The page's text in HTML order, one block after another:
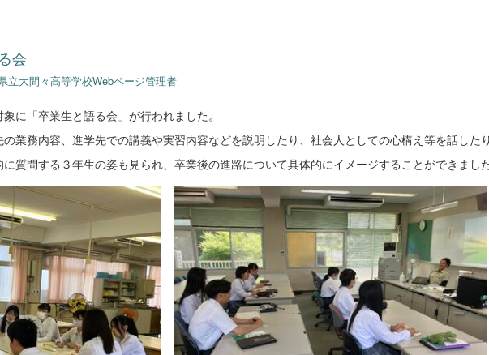
会
立大間々高等学校Webページ管理者
に「卒業生と語る会」が行われました。
業務内容、進学先での講義や実習内容などを説明したり、社会人としての心構え等を話した
質問する３年生の姿も見られ、卒業後の進路について具体的にイメージすることができました